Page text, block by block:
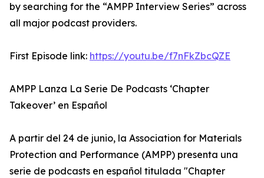
by searching for the “AMPP Interview Series” across
all major podcast providers.
First Episode link: https://youtu.be/f7nFkZbcQZE
AMPP Lanza La Serie De Podcasts ‘Chapter
Takeover’ en Español
A partir del 24 de junio, la Association for Materials
Protection and Performance (AMPP) presenta una
serie de podcasts en español titulada "Chapter